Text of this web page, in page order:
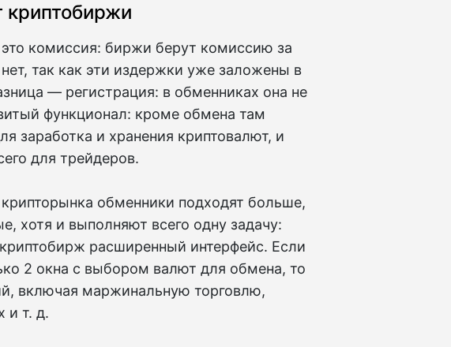
криптобиржи
комиссия: биржи берут комиссию за
так как эти издержки уже заложены в
— регистрация: в обменниках она не
функционал: кроме обмена там
заработка и хранения криптовалют, и
для трейдеров.
обменники подходят больше,
хотя и выполняют всего одну задачу:
расширенный интерфейс. Если
2 окна с выбором валют для обмена, то
включая маржинальную торговлю,
и т. д.